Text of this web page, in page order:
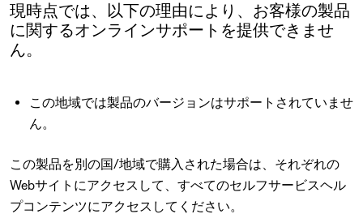
現時点では、以下の理由により、お客様の製品
に関するオンラインサポートを提供できませ
ん。
この地域では製品のバージョンはサポートされていませ
ん。
この製品を別の国/地域で購入された場合は、それぞれの
Webサイトにアクセスして、すべてのセルフサービスヘル
プコンテンツにアクセスしてください。